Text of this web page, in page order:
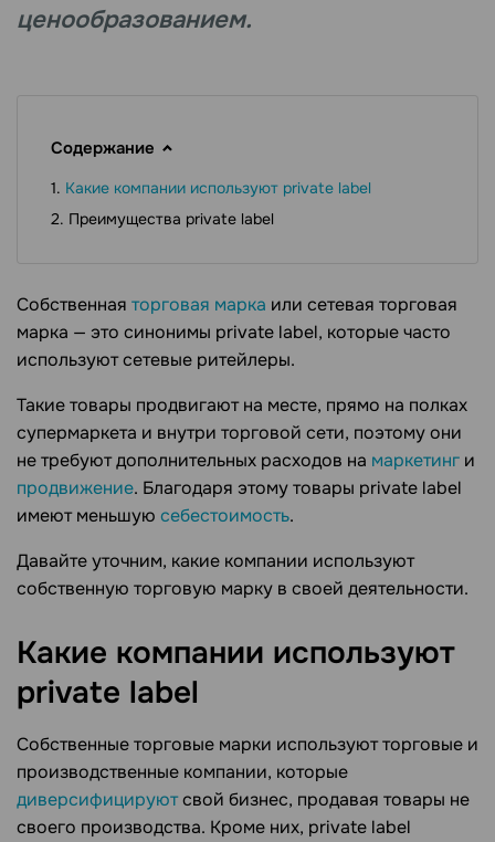
ценообразованием.
Содержание
Какие компании используют private label
Преимущества private label
Собственная торговая марка или сетевая торговая
марка — это синонимы private label, которые часто
используют сетевые ритейлеры.
Такие товары продвигают на месте, прямо на полках
супермаркета и внутри торговой сети, поэтому они
не требуют дополнительных расходов на маркетинг и
продвижение. Благодаря этому товары private label
имеют меньшую себестоимость.
Давайте уточним, какие компании используют
собственную торговую марку в своей деятельности.
Какие компании используют
private label
Собственные торговые марки используют торговые и
производственные компании, которые
диверсифицируютсвой бизнес, продавая товары не
своего производства. Кроме них, private label